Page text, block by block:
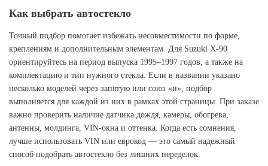
Как выбрать автостекло
Точный подбор помогает избежать несовместимости по форме,
креплениям и дополнительным элементам. Для Suzuki X-90
ориентируйтесь на период выпуска 1995–1997 годов, а также на
комплектацию и тип нужного стекла. Если в названии указано
несколько моделей через запятую или союз «и», подбор
выполняется для каждой из них в рамках этой страницы. При заказе
важно проверить наличие датчика дождя, камеры, обогрева,
антенны, молдинга, VIN-окна и оттенка. Когда есть сомнения,
лучше использовать VIN или еврокод — это самый надежный
способ подобрать автостекло без лишних переделок.